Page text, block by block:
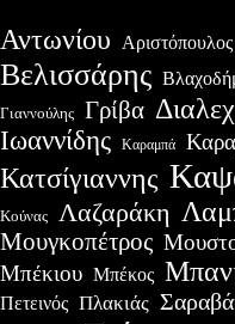
Αντωνίου Αριστόπουλος
Βελισσάρης
Γιαννούλης Γρίβα
Ιωαννίδης Καραμπά
Κατσίγιαννης
Κούνας Λαζαράκη
Μουγκοπέτρος
Μπέκιου Μπέκος
Πετεινός Πλακιάς